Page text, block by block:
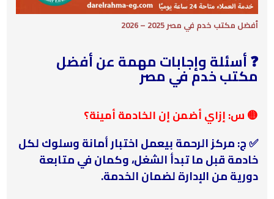
أفضل مكتب خدم في مصر 2025 – 2026
❓ أسئلة وإجابات مهمة عن أفضل
مكتب خدم في مصر
🟡 س: إزاي أضمن إن الخادمة أمينة؟
✅ ج: مركز الرحمة بيعمل اختبار أمانة وسلوك لكل
خادمة قبل ما تبدأ الشغل، وكمان في متابعة
دورية من الإدارة لضمان الخدمة.